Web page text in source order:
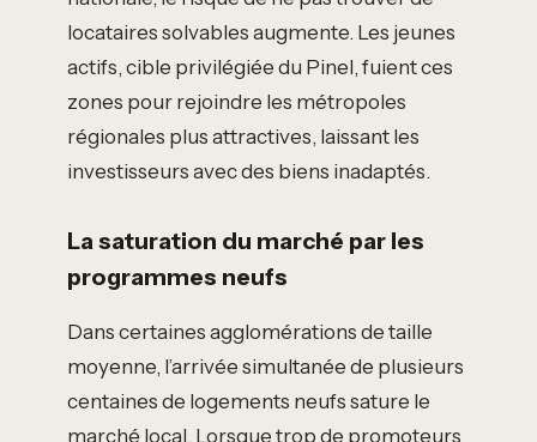
locataires solvables augmente. Les jeunes
actifs, cible privilégiée du Pinel, fuient ces
zones pour rejoindre les métropoles
régionales plus attractives, laissant les
investisseurs avec des biens inadaptés.
La saturation du marché par les
programmes neufs
Dans certaines agglomérations de taille
moyenne, l’arrivée simultanée de plusieurs
centaines de logements neufs sature le
marché local. Lorsque trop de promoteurs